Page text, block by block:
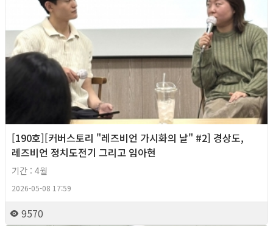
[190호][커버스토리 "레즈비언 가시화의 날" #2] 경상도,
레즈비언 정치도전기 그리고 임아현
기간 : 4월
2026-05-08 17:59
9570